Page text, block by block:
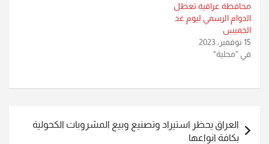
محافظة عراقية تعطل
الدوام الرسمي ليوم غد
الخميس
15 نوفمبر، 2023
في "محلية"
المقالات
العراق يحظر استيراد وتصنيع وبيع المشروبات الكحولية
بكافة انواعها